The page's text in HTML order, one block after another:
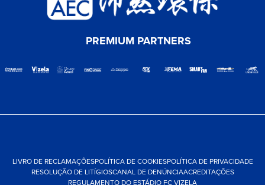
PREMIUM PARTNERS
LIVRO DE RECLAMAÇÕESPOLÍTICA DE COOKIESPOLÍTICA DE PRIVACIDADE
RESOLUÇÃO DE LITÍGIOSCANAL DE DENÚNCIAACREDITAÇÕES
REGULAMENTO DO ESTÁDIO FC VIZELA